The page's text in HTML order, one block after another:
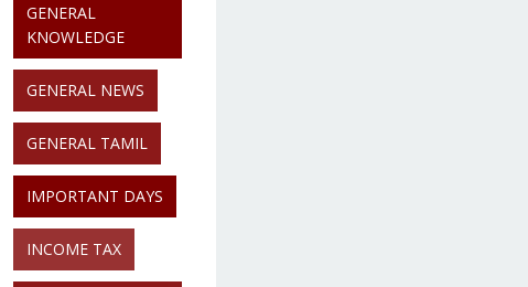
GENERAL
KNOWLEDGE
GENERAL NEWS
GENERAL TAMIL
IMPORTANT DAYS
INCOME TAX